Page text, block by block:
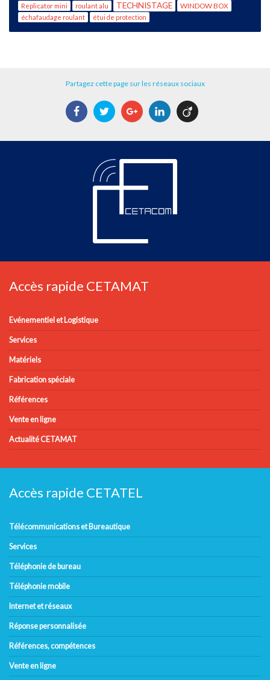
Replicator mini roulant alu TECHNISTAGE WINDOW BOX
échafaudage roulant étui de protection
Partagez cette page sur les réseaux sociaux
FacebookTwitter Google+LinkedIn
Accès rapide CETAMAT
Evénementiel et Logistique
Services
Matériels
Fabrication spéciale
Références
Vente en ligne
Actualité CETAMAT
Accès rapide CETATEL
Télécommunications et Bureautique
Services
Téléphonie de bureau
Téléphonie mobile
Internet et réseaux
Réponse personnalisée
Références, compétences
Vente en ligne